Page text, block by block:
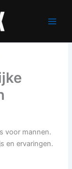
voor mannen.
en ervaringen.